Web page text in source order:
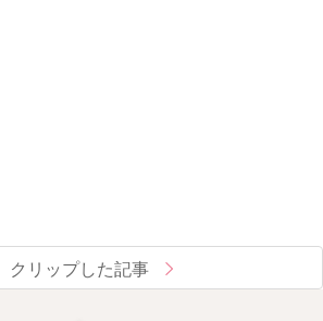
クリップした記事